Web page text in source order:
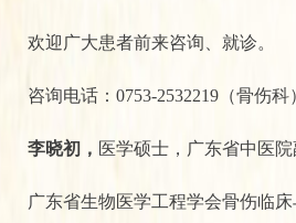
欢迎广大患者前来咨询、就诊。
咨询电话：0753-2532219（骨伤科
李晓初， 医学硕士，广东省中医
广东省生物医学工程学会骨伤临床